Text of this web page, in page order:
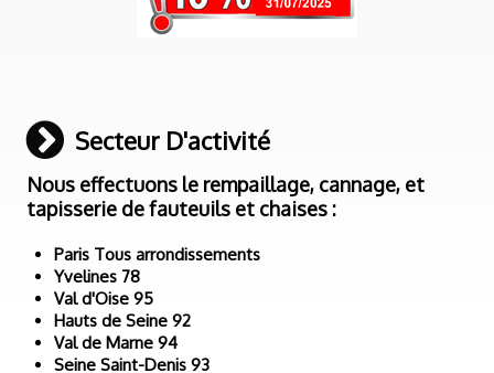
Secteur D'activité
Nous effectuons le rempaillage, cannage, et
tapisserie de fauteuils et chaises :
Paris Tous arrondissements
Yvelines 78
Val d'Oise 95
Hauts de Seine 92
Val de Marne 94
Seine Saint-Denis 93